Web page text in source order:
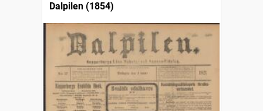
Dalpilen (1854)